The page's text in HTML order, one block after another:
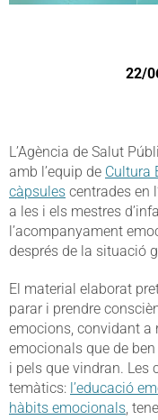
22/
L’Agència de Salut
amb l’equip de Cultura
càpsules centrades en
a les i els mestres
l’acompanyament
després de la situació
El material elaborat
parar i prendre
emocions, convidant a
emocionals que de
i pels que vindran. Les
temàtics: l’educació
hàbits emocionals,